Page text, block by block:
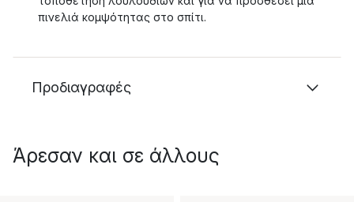
πινελιά κομψότητας στο σπίτι.
Προδιαγραφές
Άρεσαν και σε άλλους